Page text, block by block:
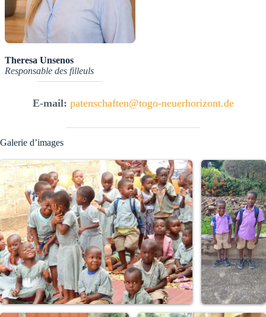
Theresa Unsenos
Responsable des filleuls
E-mail: patenschaften@togo-neuerhorizont.de
Galerie d’images